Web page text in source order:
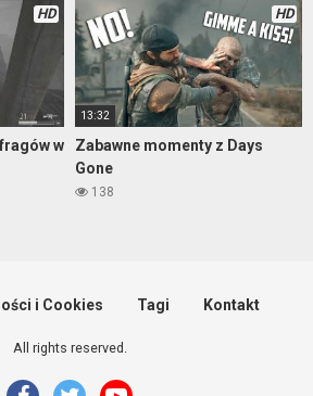
HD
w
HD
13:32
Zabawne momenty z Days
Gone
138
i Cookies Tagi Kontakt
All rights reserved.